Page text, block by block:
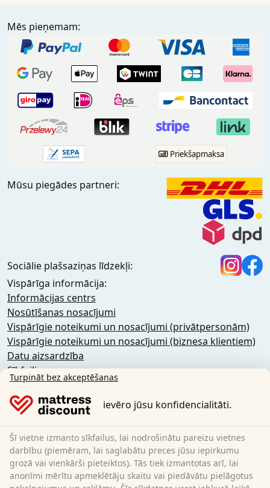
Mēs pieņemam:
Priekšapmaksa
Mūsu piegādes partneri:
Sociālie plašsaziņas līdzekļi:
Vispārīga informācija:
Informācijas centrs
Nosūtīšanas nosacījumi
Vispārīgie noteikumi un nosacījumi (privātpersonām)
Vispārīgie noteikumi un nosacījumi (biznesa klientiem)
Datu aizsardzība
Sīkfaili
Atcelšanas politika
Imprint
Līguma atcelšana
Sleezzz GmbH
Grebbener Str. 7
52525 Heinsberg
Turpināt bez akceptēšanas
ievēro jūsu konfidencialitāti.
Šī vietne izmanto sīkfailus, lai nodrošinātu pareizu vietnes
darbību (piemēram, lai saglabātu preces jūsu iepirkumu
grozā vai vienkārši pieteiktos). Tās tiek izmantotas arī, lai
anonīmi mērītu apmeklētāju skaitu vai piedāvātu pielāgotus